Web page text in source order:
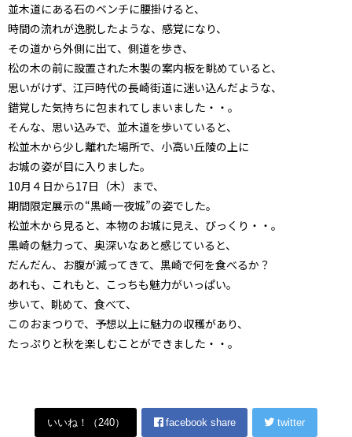
並木道にある石のベンチに腰掛けると、
時間の流れが逸脱したような、感覚になり、
その道から外側に出て、側道を歩き、
松の木の前に設置された木製の案内板を眺めていると、
思いがけず、江戸時代の長崎街道に迷い込んだような、
錯覚した気持ちに包まれてしまいました・・。
そんな、思い込みで、並木道を歩いていると、
松並木から少し離れた場所で、小高い丘陵の上に
お城の姿が目に入りました。
10月４日から17日（木）まで、
期間限定展示の“黒崎一夜城”の姿でした。
松並木から見ると、本物のお城に見え、びっくり・・。
黒崎の魅力って、奥深いなあと感じていると、
だんだん、お腹が減ってきて、黒崎で何を食べるか？
あれも、これもと、こっちも魅力がいっぱい。
歩いて、眺めて、食べて、
このおまつりで、予想以上に魅力の収穫があり、
たっぷりと秋を楽しむことができました・・。
いいね！（ 240） facebook share twitter